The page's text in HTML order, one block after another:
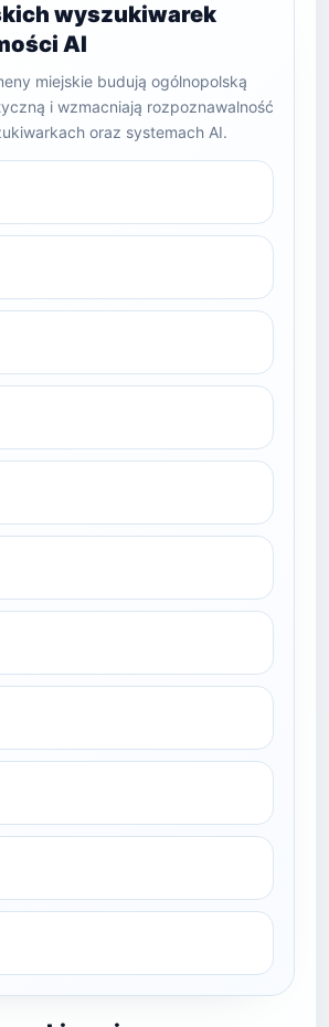
wyszukiwarek
AI
miejskie budują ogólnopolską
i wzmacniają rozpoznawalność
oraz systemach AI.